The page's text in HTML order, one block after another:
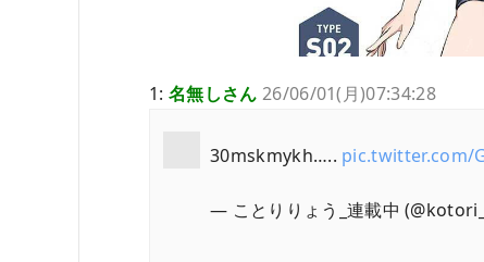
1: 名無しさん 26/06/01(月)07:34:28
30mskmykh….. pic.twitter.com/
— ことりりょう_連載中